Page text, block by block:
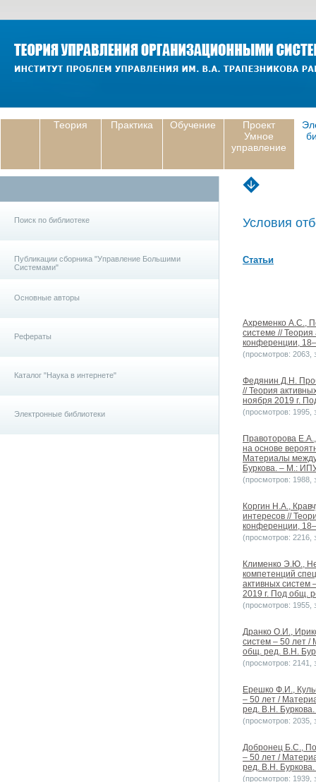
Теория Практика Обучение
Проект
Умное
управление
Поиск по библиотеке
Публикации сборника "Управление Большими
Системами"
Основные авторы
Рефераты
Каталог "Наука в интернете"
Электронные библиотеки
Условия
Статьи
Ахременко А.С.,
системе //
конференции,
(просмотров: 2063,
Федянин Д.Н.
// Теория
ноября 2019 г.
(просмотров: 1995,
Правоторова
на основе
Материалы
Буркова. – М.:
(просмотров: 1988,
Коргин Н.А.,
интересов //
конференции,
(просмотров: 2216,
Клименко Э.Ю.,
компетенций
активных систем
2019 г. Под общ.
(просмотров: 1955,
Дранко О.И.,
систем – 50 лет /
общ. ред. В.Н.
(просмотров: 2141,
Ерешко Ф.И.,
– 50 лет /
ред. В.Н.
(просмотров: 2035,
Добронец Б.С.,
– 50 лет /
ред. В.Н.
(просмотров: 1939,